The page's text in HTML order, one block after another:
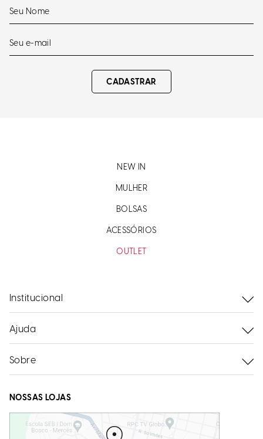
CADASTRAR
NEW IN
MULHER
BOLSAS
ACESSÓRIOS
OUTLET
Institucional
Ajuda
Sobre
NOSSAS LOJAS